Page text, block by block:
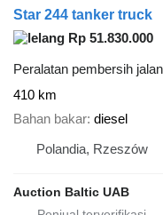
Star 244 tanker truck
Rp 51.830.000
Peralatan pembersih
410 km
Bahan bakar diesel
Polandia, Rzeszów
Auction Baltic UAB